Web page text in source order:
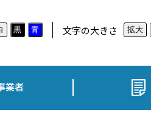
黒 青 文字の大きさ 拡大
業者